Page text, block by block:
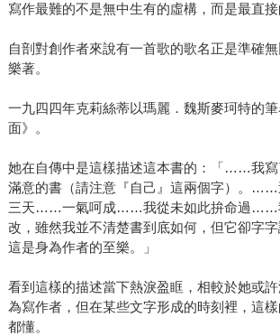
寫作最難的不是無中生有的虛構，而是最直接
自剖對創作者來說有一首歌的歌名正是準確
樂著。
一九四四年克莉絲蒂以瑪麗．魏斯麥珂特的
面》。
她在自傳中是這樣描述這本書的：「……我寫
滿意的書（請注意『自己』這兩個字）。……
三天……一氣呵成……我從未如此拚命過……
改，雖然我並不清楚書到底如何，但它卻字字
這是身為作者的至樂。」
看到這樣的描述當下熱淚盈眶，相較於她或
為寫作者，但在某些文字形成的時刻裡，這
都懂。